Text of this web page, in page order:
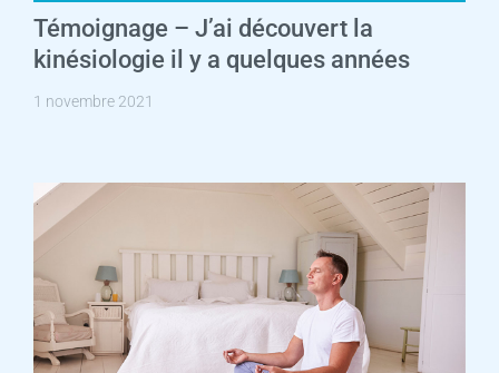
Témoignage – J’ai découvert la
kinésiologie il y a quelques années
1 novembre 2021